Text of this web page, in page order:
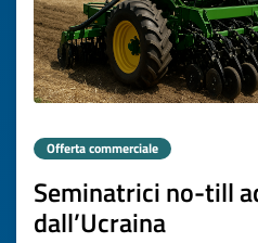
Offerta commerciale
Seminatrici no-till
dall’Ucraina